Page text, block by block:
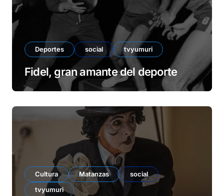
Deportes social tvyumuri
Fidel, gran amante del deporte
Cultura Matanzas
social
tvyumuri